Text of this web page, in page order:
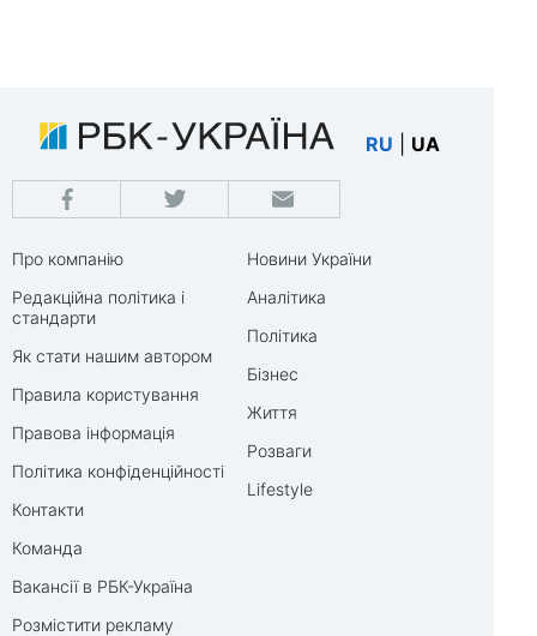
RU UA
Про компанію
Редакційна політика і
стандарти
Як стати нашим автором
Правила користування
Правова інформація
Політика конфіденційності
Контакти
Команда
Вакансії в РБК-Україна
Розмістити рекламу
Новини України
Аналітика
Політика
Бізнес
Життя
Розваги
Lifestyle